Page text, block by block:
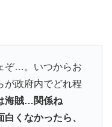
ぞ…。いつからお
が政府内でどれ程
海賊…関係ね
くなかったら、